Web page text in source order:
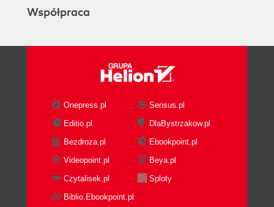
Współpraca
Onepress.pl
Sensus.pl
Editio.pl
DlaBystrzakow.pl
Bezdroza.pl
Ebookpoint.pl
Videopoint.pl
Beya.pl
Czytalisek.pl
Sploty
Biblio.Ebookpoint.pl